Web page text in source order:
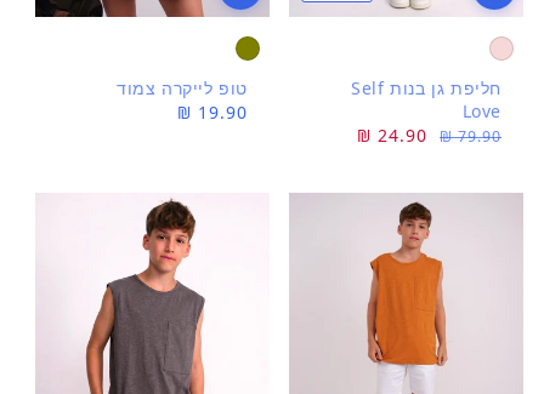
חליפת גן בנות Self
Love
מחיר
79.90 ₪
מחיר
24.90 ₪
טופ לייקרה צמוד
מחיר
19.90 ₪